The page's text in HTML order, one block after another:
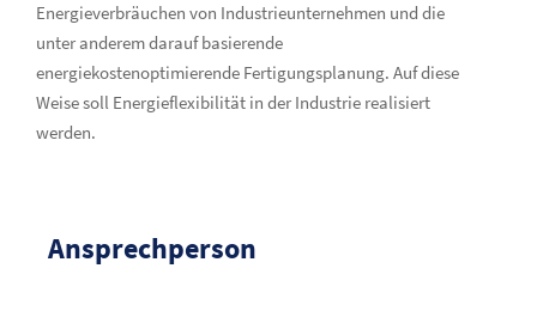
Energieverbräuchen von Industrieunternehmen und die
unter anderem darauf basierende
energiekostenoptimierende Fertigungsplanung. Auf diese
Weise soll Energieflexibilität in der Industrie realisiert
werden.
Ansprechperson